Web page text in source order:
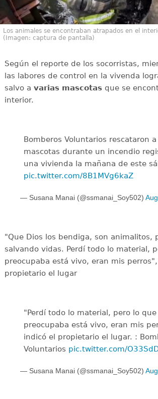
Los animales se encontraban atrapados en el
(Imagen: captura de pantalla)
Según el reporte de los socorristas,
las labores de control en la vivenda
salvo a varias mascotasque se
interior.
Bomberos Voluntarios rescataron
mascotas durante un incendio
una vivienda la mañana de este
pic.twitter.com/8B1MVg6kaZ
— Susana Manai (@ssmanai_Soy502)
"Que Dios los bendiga, son animalitos,
salvando vidas. Perdí todo lo material,
preocupaba está vivo, eran mis
propietario el lugar
"Perdí todo lo material, pero lo
preocupaba está vivo, eran mis
indicó el propietario el lugar. :
Voluntarios pic.twitter.com/
— Susana Manai (@ssmanai_Soy502)